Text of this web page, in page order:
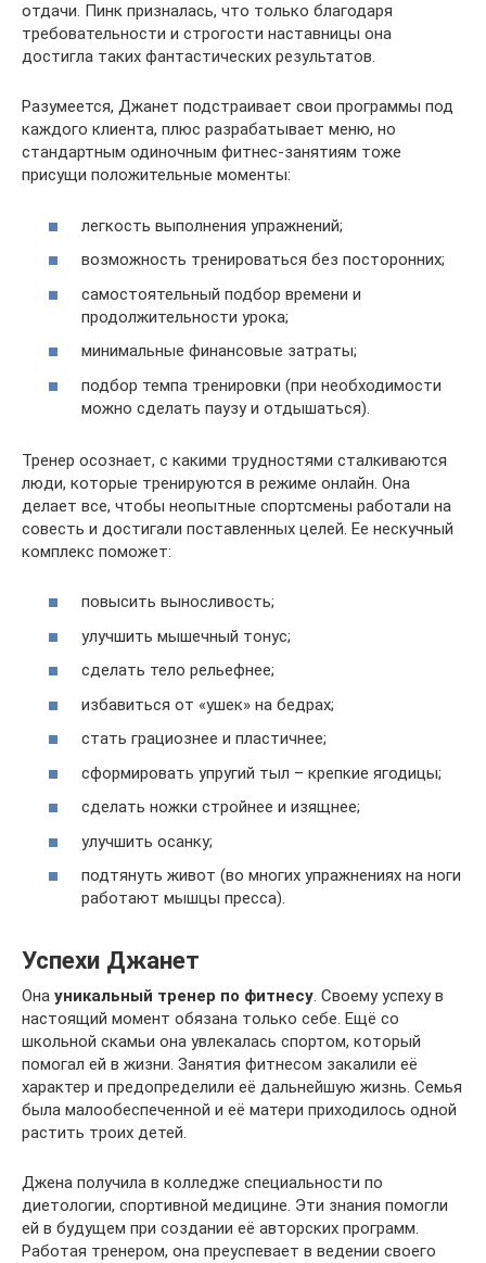
отдачи. Пинк призналась, что только благодаря
требовательности и строгости наставницы она
достигла таких фантастических результатов.
Разумеется, Джанет подстраивает свои программы под
каждого клиента, плюс разрабатывает меню, но
стандартным одиночным фитнес-занятиям тоже
присущи положительные моменты:
легкость выполнения упражнений;
возможность тренироваться без посторонних;
самостоятельный подбор времени и
продолжительности урока;
минимальные финансовые затраты;
подбор темпа тренировки (при необходимости
можно сделать паузу и отдышаться).
Тренер осознает, с какими трудностями сталкиваются
люди, которые тренируются в режиме онлайн. Она
делает все, чтобы неопытные спортсмены работали на
совесть и достигали поставленных целей. Ее нескучный
комплекс поможет:
повысить выносливость;
улучшить мышечный тонус;
сделать тело рельефнее;
избавиться от «ушек» на бедрах;
стать грациознее и пластичнее;
сформировать упругий тыл – крепкие ягодицы;
сделать ножки стройнее и изящнее;
улучшить осанку;
подтянуть живот (во многих упражнениях на ноги
работают мышцы пресса).
Успехи Джанет
Она уникальный тренер по фитнесу. Своему успеху в
настоящий момент обязана только себе. Ещё со
школьной скамьи она увлекалась спортом, который
помогал ей в жизни. Занятия фитнесом закалили её
характер и предопределили её дальнейшую жизнь. Семья
была малообеспеченной и её матери приходилось одной
растить троих детей.
Джена получила в колледже специальности по
диетологии, спортивной медицине. Эти знания помогли
ей в будущем при создании её авторских программ.
Работая тренером, она преуспевает в ведении своего